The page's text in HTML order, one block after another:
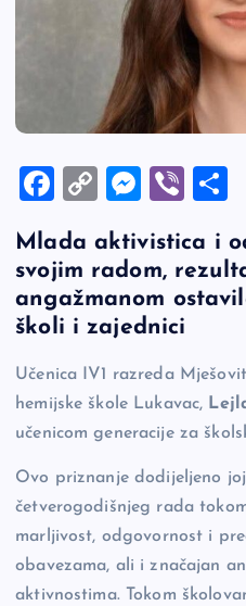
F
c
e
b
o
k
C
p
y
Li
n
k
M
se
n
g
er
Vi
er
e
Mlada aktivistica i
svojim radom,
angažmanom
školi i zajednici
Učenica IV1 razreda
hemijske škole Lukavac,
učenicom generacije za
Ovo priznanje dodijeljeno
četverogodišnjeg rada
marljivost, odgovornost i
obavezama, ali i značajan
aktivnostima. Tokom